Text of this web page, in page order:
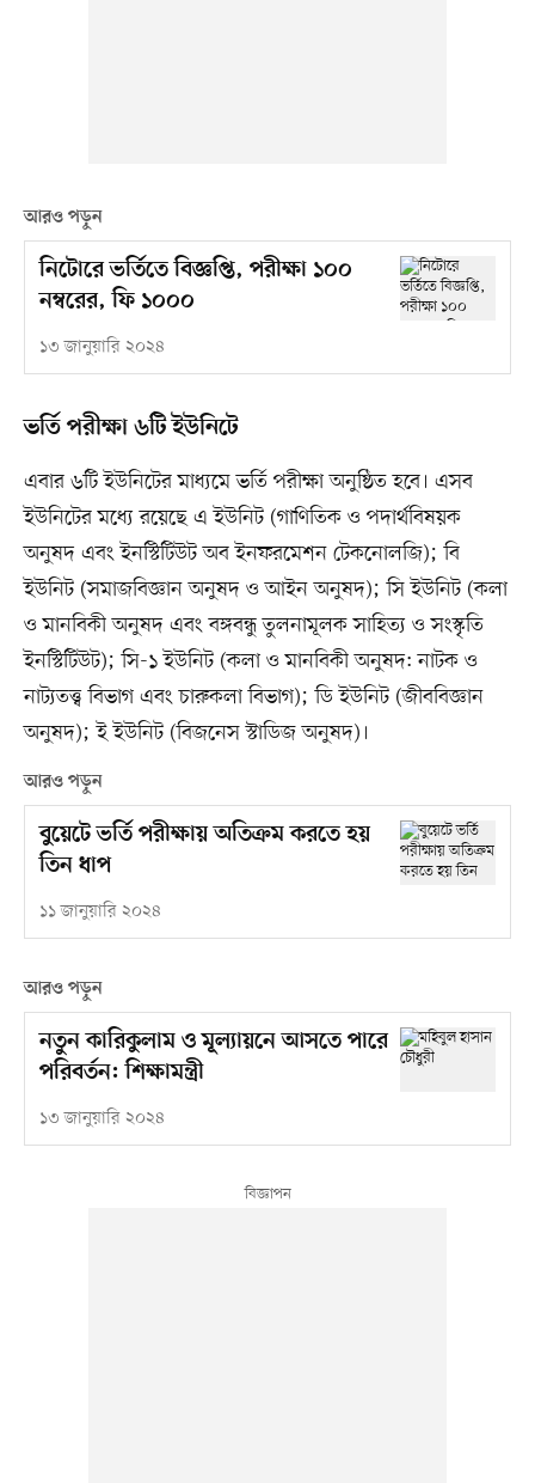
আরও পড়ুন
নিটোরে ভর্তিতে বিজ্ঞপ্তি, পরীক্ষা ১০০
নম্বরের, ফি ১০০০
১৩ জানুয়ারি ২০২৪
ভর্তি পরীক্ষা ৬টি ইউনিটে
এবার ৬টি ইউনিটের মাধ্যমে ভর্তি পরীক্ষা অনুষ্ঠিত হবে। এসব
ইউনিটের মধ্যে রয়েছে এ ইউনিট (গাণিতিক ও পদার্থবিষয়ক
অনুষদ এবং ইনস্টিটিউট অব ইনফরমেশন টেকনোলজি); বি
ইউনিট (সমাজবিজ্ঞান অনুষদ ও আইন অনুষদ); সি ইউনিট (কলা
ও মানবিকী অনুষদ এবং বঙ্গবন্ধু তুলনামূলক সাহিত্য ও সংস্কৃতি
ইনস্টিটিউট); সি-১ ইউনিট (কলা ও মানবিকী অনুষদ: নাটক ও
নাট্যতত্ত্ব বিভাগ এবং চারুকলা বিভাগ); ডি ইউনিট (জীববিজ্ঞান
অনুষদ); ই ইউনিট (বিজনেস স্টাডিজ অনুষদ)।
আরও পড়ুন
বুয়েটে ভর্তি পরীক্ষায় অতিক্রম করতে হয়
তিন ধাপ
১১ জানুয়ারি ২০২৪
আরও পড়ুন
নতুন কারিকুলাম ও মূল্যায়নে আসতে পারে
পরিবর্তন: শিক্ষামন্ত্রী
১৩ জানুয়ারি ২০২৪